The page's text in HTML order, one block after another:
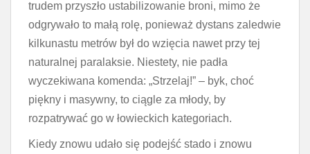
trudem przyszło ustabilizowanie broni, mimo że
odgrywało to małą rolę, ponieważ dystans zaledwie
kilkunastu metrów był do wzięcia nawet przy tej
naturalnej paralaksie. Niestety, nie padła
wyczekiwana komenda: „Strzelaj!” – byk, choć
piękny i masywny, to ciągle za młody, by
rozpatrywać go w łowieckich kategoriach.
Kiedy znowu udało się podejść stado i znowu